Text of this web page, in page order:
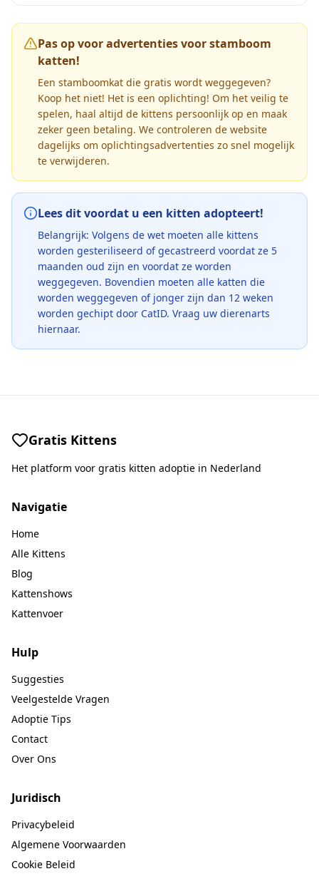
Pas op voor advertenties voor stamboom
katten!
Een stamboomkat die gratis wordt weggegeven?
Koop het niet! Het is een oplichting! Om het veilig te
spelen, haal altijd de kittens persoonlijk op en maak
zeker geen betaling. We controleren de website
dagelijks om oplichtingsadvertenties zo snel mogelijk
te verwijderen.
Lees dit voordat u een kitten adopteert!
Belangrijk: Volgens de wet moeten alle kittens
worden gesteriliseerd of gecastreerd voordat ze 5
maanden oud zijn en voordat ze worden
weggegeven. Bovendien moeten alle katten die
worden weggegeven of jonger zijn dan 12 weken
worden gechipt door CatID. Vraag uw dierenarts
hiernaar.
Gratis Kittens
Het platform voor gratis kitten adoptie in Nederland
Navigatie
Home
Alle Kittens
Blog
Kattenshows
Kattenvoer
Hulp
Suggesties
Veelgestelde Vragen
Adoptie Tips
Contact
Over Ons
Juridisch
Privacybeleid
Algemene Voorwaarden
Cookie Beleid